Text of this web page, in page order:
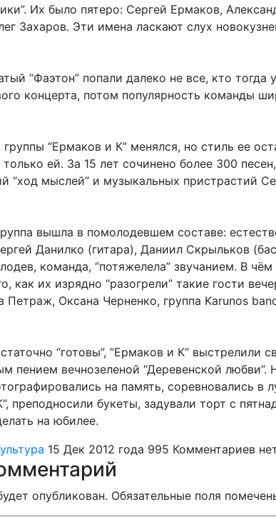
Их было пятеро: Сергей Ермаков,
Захаров. Эти имена ласкают слух
“Фаэтон” попали далеко не все, кто тогда
концерта, потом популярность команды
группы “Ермаков и К” менялся, но стиль ее
ей. За 15 лет сочинено более 300
“ход мыслей” и музыкальных пристрастий
вышла в помолодевшем составе:
Данилко (гитара), Даниил Скрыльков
команда, “потяжелела” звучанием. В
как их изрядно “разогрели” такие гости
Петраж, Оксана Черненко, группа Karunos
“готовы”, “Ермаков и К” выстрелили
пением вечнозеленой “Деревенской
на память, соревновались в
преподносили букеты, задували торт с
на юбилее.
15 Дек 2012 года 995 Комментариев
опубликован. Обязательные поля